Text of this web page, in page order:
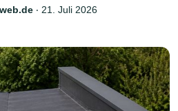
‧ 21. Juli 2026